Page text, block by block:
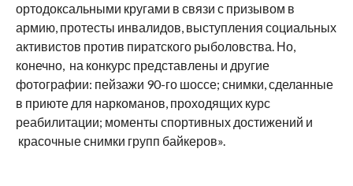
ортодоксальными кругами в связи с призывом в
армию, протесты инвалидов, выступления социальных
активистов против пиратского рыболовства. Но,
конечно, на конкурс представлены и другие
фотографии: пейзажи 90-го шоссе; снимки, сделанные
в приюте для наркоманов, проходящих курс
реабилитации; моменты спортивных достижений и
красочные снимки групп байкеров».